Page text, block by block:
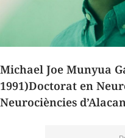
Michael Joe Munyua
1991)Doctorat en
Neurociències